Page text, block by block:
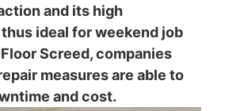
and its high
ideal for weekend job
Screed, companies
measures are able to
and cost.
sme uzavreli zmluvu
o zákazke a pri využívaní Google
presadzujeme prísne nariadenia
ochranu údajov.
používa pluginy stránky YouTube